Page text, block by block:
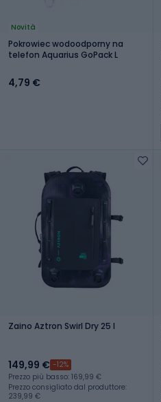
Novità
Pokrowiec wodoodporny na
telefon Aquarius GoPack L
4,79 €
Zaino Aztron Swirl Dry 25 l
149,99 € -12%
Prezzo più basso: 169,99 €
Prezzo consigliato dal produttore:
239,99 €